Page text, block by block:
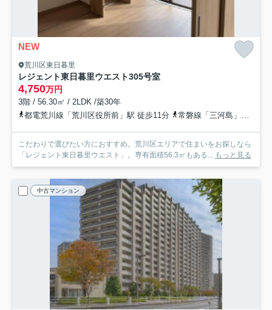
NEW
荒川区東日暮里
レジェント東日暮里ウエスト305号室
4,750万円
3階 / 56.30㎡ / 2LDK /築30年
都電荒川線「荒川区役所前」駅 徒歩11分
常磐線「三河島」駅 徒歩17分
こだわりで選びたい方におすすめ。荒川区エリアで住まいをお探しなら
「レジェント東日暮里ウエスト」。専有面積56.3㎡もある... もっと見る
中古マンション